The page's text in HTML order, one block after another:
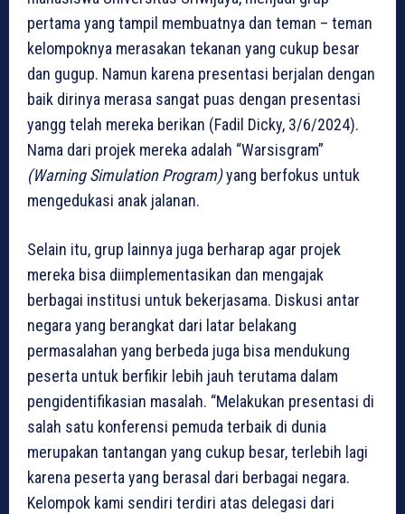
pertama yang tampil membuatnya dan teman – teman
kelompoknya merasakan tekanan yang cukup besar
dan gugup. Namun karena presentasi berjalan dengan
baik dirinya merasa sangat puas dengan presentasi
yangg telah mereka berikan (Fadil Dicky, 3/6/2024).
Nama dari projek mereka adalah “Warsisgram”
(Warning Simulation Program)yang berfokus untuk
mengedukasi anak jalanan.
Selain itu, grup lainnya juga berharap agar projek
mereka bisa diimplementasikan dan mengajak
berbagai institusi untuk bekerjasama. Diskusi antar
negara yang berangkat dari latar belakang
permasalahan yang berbeda juga bisa mendukung
peserta untuk berfikir lebih jauh terutama dalam
pengidentifikasian masalah. “Melakukan presentasi di
salah satu konferensi pemuda terbaik di dunia
merupakan tantangan yang cukup besar, terlebih lagi
karena peserta yang berasal dari berbagai negara.
Kelompok kami sendiri terdiri atas delegasi dari